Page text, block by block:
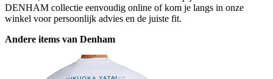
DENHAM collectie eenvoudig online of kom je langs in onze
winkel voor persoonlijk advies en de juiste fit.
Andere items van Denham